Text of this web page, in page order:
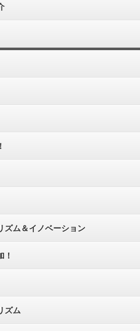
ズム＆イノベーション
ズム